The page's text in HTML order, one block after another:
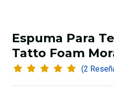
Espuma Para
Tatto Foam
(2